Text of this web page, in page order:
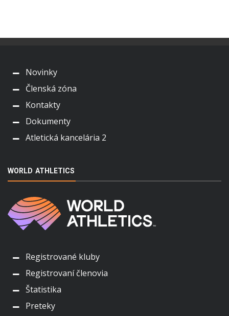
Novinky
Členská zóna
Kontakty
Dokumenty
Atletická kancelária 2
WORLD ATHLETICS
Registrované kluby
Registrovaní členovia
Štatistika
Preteky